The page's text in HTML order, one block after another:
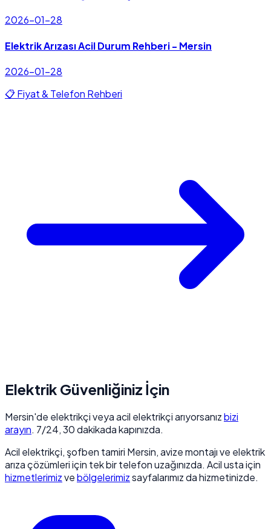
2026-01-28
Elektrik Arızası Acil Durum Rehberi - Mersin
2026-01-28
📋 Fiyat & Telefon Rehberi
Elektrik Güvenliğiniz İçin
Mersin'de elektrikçi veya acil elektrikçi arıyorsanızbizi
arayın. 7/24, 30 dakikada kapınızda.
Acil elektrikçi, şofben tamiri Mersin, avize montajı ve elektrik
arıza çözümleri için tek bir telefon uzağınızda. Acil usta için
hizmetlerimizvebölgelerimizsayfalarımız da hizmetinizde.